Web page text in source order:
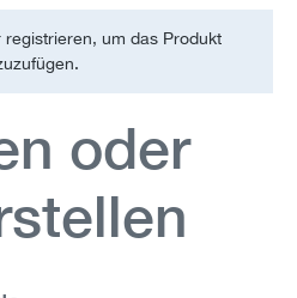
um das Produkt
oder